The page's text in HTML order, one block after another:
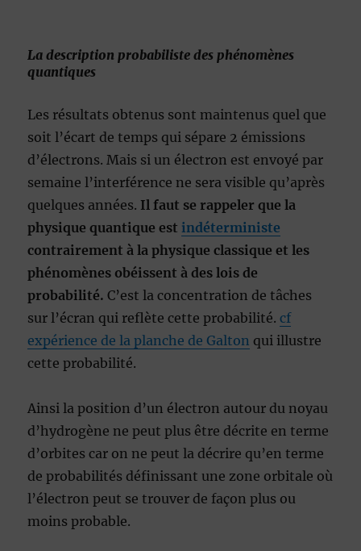
La description probabiliste des phénomènes
quantiques
Les résultats obtenus sont maintenus quel que
soit l’écart de temps qui sépare 2 émissions
d’électrons. Mais si un électron est envoyé par
semaine l’interférence ne sera visible qu’après
quelques années. Il faut se rappeler que la
physique quantique estindéterministe
contrairement à la physique classique et les
phénomènes obéissent à des lois de
probabilité. C’est la concentration de tâches
sur l’écran qui reflète cette probabilité.cf
expérience de la planche de Galton qui illustre
cette probabilité.
Ainsi la position d’un électron autour du noyau
d’hydrogène ne peut plus être décrite en terme
d’orbites car on ne peut la décrire qu’en terme
de probabilités définissant une zone orbitale où
l’électron peut se trouver de façon plus ou
moins probable.